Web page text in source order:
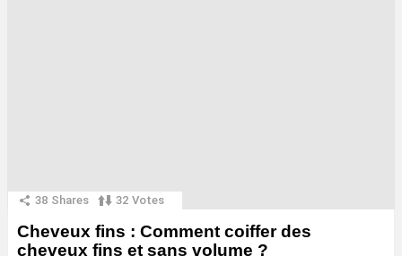
38 Shares 32 Votes
Cheveux fins : Comment coiffer des
cheveux fins et sans volume ?